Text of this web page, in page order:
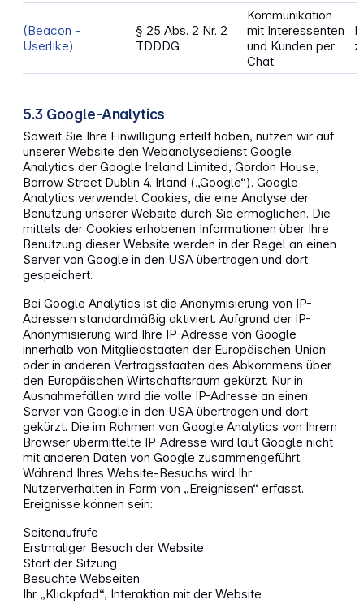
(Beacon -
Userlike)
§ 25 Abs. 2 Nr. 2
TDDDG
Kommunikation
mit Interessenten
und Kunden per
Chat
5.3 Google-Analytics
Soweit Sie Ihre Einwilligung erteilt haben, nutzen wir auf
unserer Website den Webanalysedienst Google
Analytics der Google Ireland Limited, Gordon House,
Barrow Street Dublin 4. Irland („Google“). Google
Analytics verwendet Cookies, die eine Analyse der
Benutzung unserer Website durch Sie ermöglichen. Die
mittels der Cookies erhobenen Informationen über Ihre
Benutzung dieser Website werden in der Regel an einen
Server von Google in den USA übertragen und dort
gespeichert.
Bei Google Analytics ist die Anonymisierung von IP-
Adressen standardmäßig aktiviert. Aufgrund der IP-
Anonymisierung wird Ihre IP-Adresse von Google
innerhalb von Mitgliedstaaten der Europäischen Union
oder in anderen Vertragsstaaten des Abkommens über
den Europäischen Wirtschaftsraum gekürzt. Nur in
Ausnahmefällen wird die volle IP-Adresse an einen
Server von Google in den USA übertragen und dort
gekürzt. Die im Rahmen von Google Analytics von Ihrem
Browser übermittelte IP-Adresse wird laut Google nicht
mit anderen Daten von Google zusammengeführt.
Während Ihres Website-Besuchs wird Ihr
Nutzerverhalten in Form von „Ereignissen“ erfasst.
Ereignisse können sein:
Seitenaufrufe
Erstmaliger Besuch der Website
Start der Sitzung
Besuchte Webseiten
Ihr „Klickpfad“, Interaktion mit der Website